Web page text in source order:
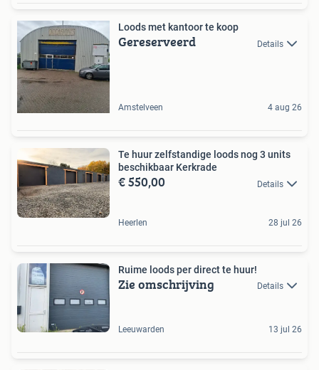
Loods met kantoor te koop
Gereserveerd Details
Amstelveen 4 aug 26
Te huur zelfstandige loods nog 3 units
beschikbaar Kerkrade
€ 550,00 Details
Heerlen 28 jul 26
Ruime loods per direct te huur!
Zie omschrijving Details
Leeuwarden 13 jul 26